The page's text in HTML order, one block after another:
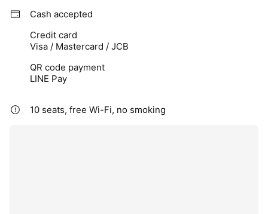
Cash accepted
Credit card
Visa / Mastercard / JCB
QR code payment
LINE Pay
10 seats, free Wi-Fi, no smoking